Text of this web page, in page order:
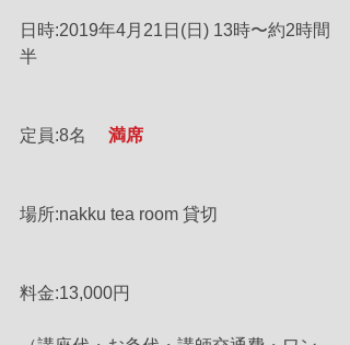
日時:2019年4月21日(日) 13時〜約2時間
半
定員:8名 満席
場所:nakku tea room 貸切
料金:13,000円